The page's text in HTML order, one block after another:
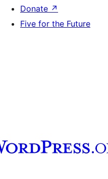
Donate ↗
Five for the Future